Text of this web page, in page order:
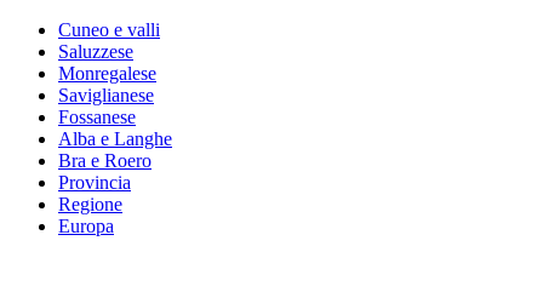
Cuneo e valli
Saluzzese
Monregalese
Saviglianese
Fossanese
Alba e Langhe
Bra e Roero
Provincia
Regione
Europa